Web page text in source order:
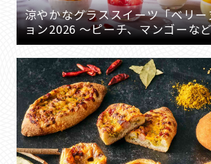
涼やかなグラススイーツ「ベリ
ョン2026 ～ピーチ、マンゴーな